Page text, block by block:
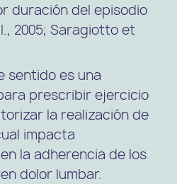
duración del episodio
2005; Saragiotto et
sentido es una
prescribir ejercicio
la realización de
impacta
la adherencia de los
dolor lumbar.